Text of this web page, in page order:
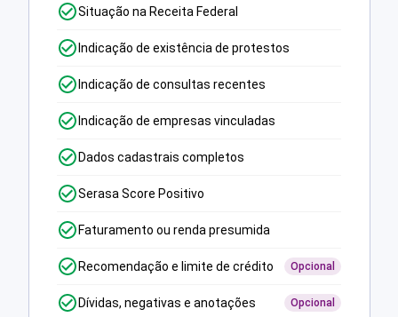
Situação na Receita Federal
Indicação de existência de protestos
Indicação de consultas recentes
Indicação de empresas vinculadas
Dados cadastrais completos
Serasa Score Positivo
Faturamento ou renda presumida
Recomendação e limite de crédito Opcional
Dívidas, negativas e anotações Opcional